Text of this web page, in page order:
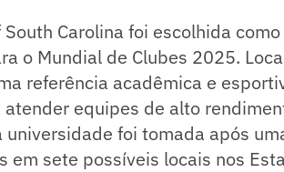
Carolina foi escolhida
o Mundial de Clubes 2025.
referência acadêmica e
equipes de alto
universidade foi tomada após
em sete possíveis locais nos